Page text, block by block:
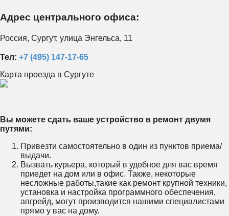
Адрес центрального офиса:
Россия, Сургут, улица Энгельса, 11
Тел: +7 (495) 147-17-65
Карта проезда в Сургуте
Вы можете сдать ваше устройство в ремонт двумя
путями:
Привезти самостоятельно в один из пунктов приема/
выдачи.
Вызвать курьера, который в удобное для вас время
приедет на дом или в офис. Также, некоторые
несложные работы,такие как ремонт крупной техники,
установка и настройка программного обеспечения,
апгрейд, могут производится нашими специалистами
прямо у вас на дому.